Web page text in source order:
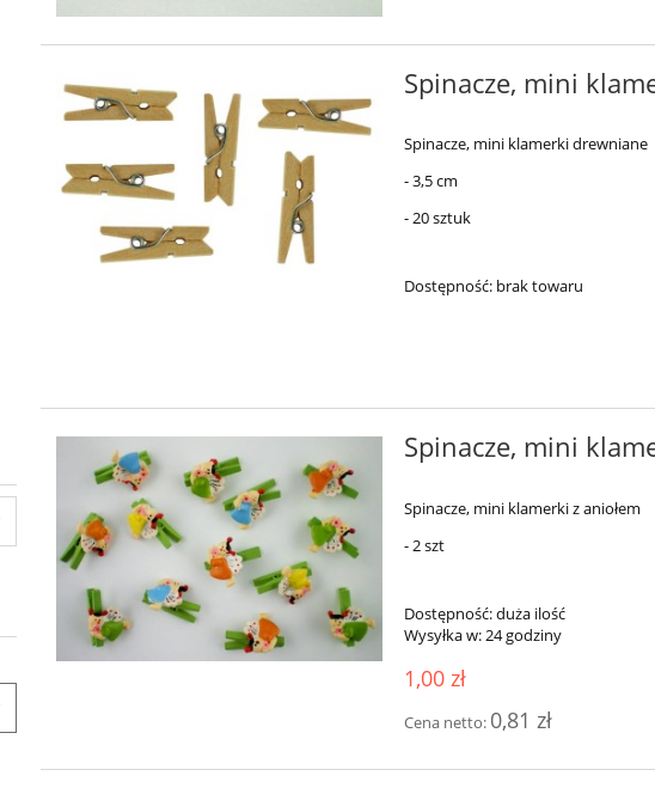
Spinacze, mini
Spinacze, mini klamerki drewniane
- 3,5 cm
- 20 sztuk
Dostępność: brak towaru
Spinacze, mini
Spinacze, mini klamerki z aniołem
- 2 szt
Dostępność:duża ilość
Wysyłka w:24 godziny
1,00 zł
Cena netto: 0,81 zł